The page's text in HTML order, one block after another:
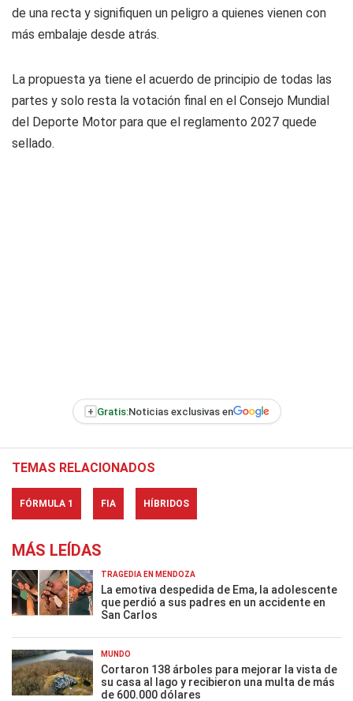
de una recta y signifiquen un peligro a quienes vienen con
más embalaje desde atrás.
La propuesta ya tiene el acuerdo de principio de todas las
partes y solo resta la votación final en el Consejo Mundial
del Deporte Motor para que el reglamento 2027 quede
sellado.
+ Gratis:Noticias exclusivas en
TEMAS RELACIONADOS
FÓRMULA 1 FIA HÍBRIDOS
MÁS LEÍDAS
TRAGEDIA EN MENDOZA
La emotiva despedida de Ema, la adolescente
que perdió a sus padres en un accidente en
San Carlos
MUNDO
Cortaron 138 árboles para mejorar la vista de
su casa al lago y recibieron una multa de más
de 600.000 dólares